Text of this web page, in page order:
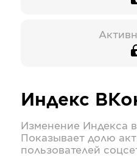
Индекс
Изменение Индекса в
Показывает долю
пользователей